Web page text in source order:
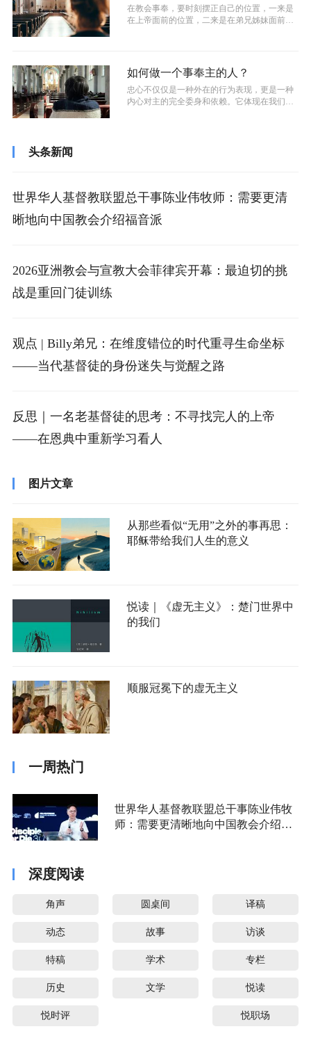
在教会事奉，要时刻摆正自己的位置，一来是
在上帝面前的位置，二来是在弟兄姊妹面前的
如何做一个事奉主的人？
忠心不仅仅是一种外在的行为表现，更是一种
内心对主的完全委身和依赖。它体现在我们是
头条新闻
世界华人基督教联盟总干事陈业伟牧师：需要更清
晰地向中国教会介绍福音派
2026亚洲教会与宣教大会菲律宾开幕：最迫切的挑
战是重回门徒训练
观点 | Billy弟兄：在维度错位的时代重寻生命坐标
——当代基督徒的身份迷失与觉醒之路
反思｜一名老基督徒的思考：不寻找完人的上帝
——在恩典中重新学习看人
图片文章
从那些看似“无用”之外的事再思：
耶稣带给我们人生的意义
悦读｜《虚无主义》：楚门世界中
的我们
顺服冠冕下的虚无主义
一周热门
世界华人基督教联盟总干事陈业伟牧
师：需要更清晰地向中国教会介绍福
深度阅读
角声 圆桌间 译稿
动态 故事 访谈
特稿 学术 专栏
历史 文学 悦读
悦时评 悦职场